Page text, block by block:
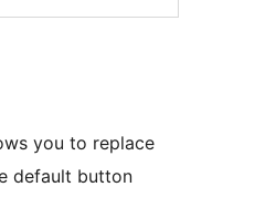
you to replace
default button